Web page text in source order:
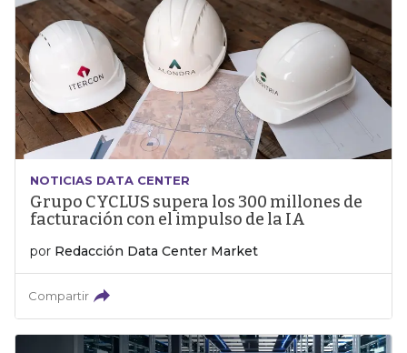
NOTICIAS DATA CENTER
Grupo CYCLUS supera los 300 millones de
facturación con el impulso de la IA
por Redacción Data Center Market
Compartir